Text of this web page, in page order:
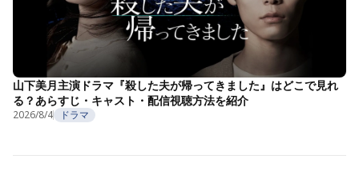
山下美月主演ドラマ『殺した夫が帰ってきました』はどこで見れ
る？あらすじ・キャスト・配信視聴方法を紹介
2026/8/4 ドラマ